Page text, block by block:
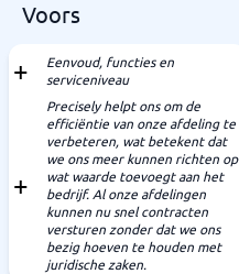
Voors
Eenvoud, functies en
serviceniveau
Precisely helpt ons om de
efficiëntie van onze afdeling te
verbeteren, wat betekent dat
we ons meer kunnen richten op
wat waarde toevoegt aan het
bedrijf. Al onze afdelingen
kunnen nu snel contracten
versturen zonder dat we ons
bezig hoeven te houden met
juridische zaken.